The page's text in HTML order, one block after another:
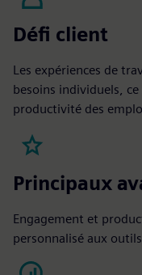
Défi client
Les expériences de
besoins individuels,
productivité des
Principaux
Engagement et
personnalisé aux